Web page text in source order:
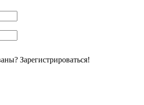
Зарегистрироваться!